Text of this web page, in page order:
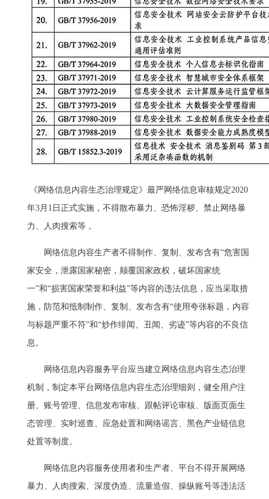
《网络信息内容生态治理规定》最严网络信息审核规定2020
年3月1日正式实施，不得散布暴力、恐怖淫秽、禁止网络暴
力、人肉搜索等 。
网络信息内容生产者不得制作、复制、发布含有“危害国
家安全，泄露国家秘密，颠覆国家政权，破坏国家统
一”和“损害国家荣誉和利益”等内容的违法信息，应当采取措
施，防范和抵制制作、复制、发布含有“使用夸张标题，内容
与标题严重不符”和“炒作绯闻、丑闻、劣迹”等内容的不良信
息。
网络信息内容服务平台应当建立网络信息内容生态治理
机制，制定本平台网络信息内容生态治理细则，健全用户注
册、账号管理、信息发布审核、跟帖评论审核、版面页面生
态管理、实时巡查、应急处置和网络谣言、黑色产业链信息
处置等制度。
网络信息内容服务使用者和生产者、平台不得开展网络
暴力、人肉搜索、深度伪造、流量造假、操纵账号等违法活